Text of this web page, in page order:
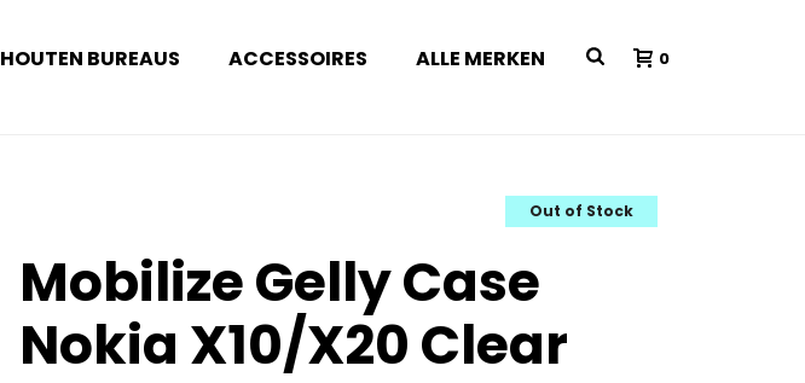
HOUTEN BUREAUS ACCESSOIRES ALLE MERKEN 0
Out of Stock
Mobilize Gelly Case
Nokia X10/X20 Clear